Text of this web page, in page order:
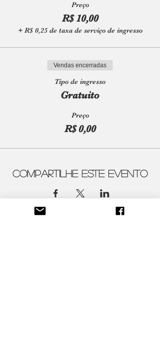
Preço
R$ 10,00
+ R$ 0,25 de taxa de serviço de ingresso
Vendas encerradas
Tipo de ingresso
Gratuito
Preço
R$ 0,00
Compartilhe este evento